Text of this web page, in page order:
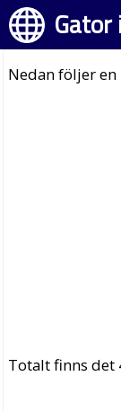
Gator
Nedan följer
Totalt finns det